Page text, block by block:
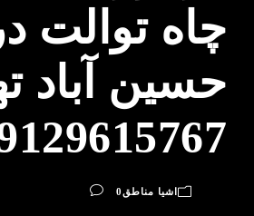
چاه توالت
حسین آباد
اشیا مناطق 0